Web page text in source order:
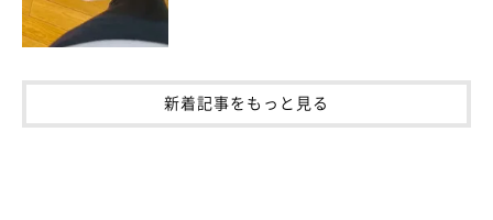
新着記事をもっと見る